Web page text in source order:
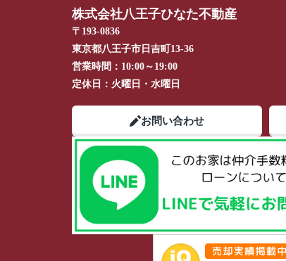
株式会社八王子ひなた不動産
〒193-0836
東京都八王子市日吉町13-36
営業時間： 10:00～19:00
定休日： 火曜日・水曜日
お問い合わせ